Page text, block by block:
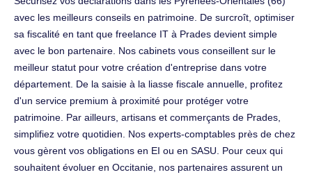
avec les meilleurs conseils en patrimoine. De surcroît, optimiser
sa fiscalité en tant que freelance IT à Prades devient simple
avec le bon partenaire. Nos cabinets vous conseillent sur le
meilleur statut pour votre création d'entreprise dans votre
département. De la saisie à la liasse fiscale annuelle, profitez
d'un service premium à proximité pour protéger votre
patrimoine. Par ailleurs, artisans et commerçants de Prades,
simplifiez votre quotidien. Nos experts-comptables près de chez
vous gèrent vos obligations en EI ou en SASU. Pour ceux qui
souhaitent évoluer en Occitanie, nos partenaires assurent un